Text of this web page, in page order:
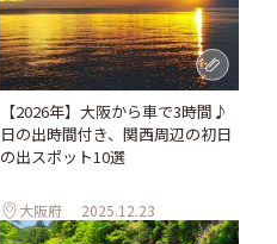
【2026年】大阪から車で3時間♪
日の出時間付き、関西周辺の初日
の出スポット10選
大阪府 2025.12.23